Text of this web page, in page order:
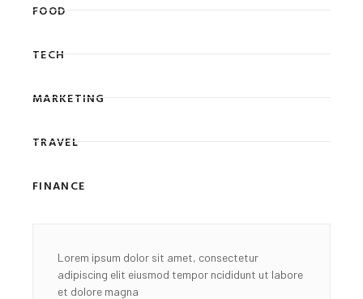
FOOD
TECH
MARKETING
TRAVEL
FINANCE
Lorem ipsum dolor sit amet, consectetur
adipiscing elit eiusmod tempor ncididunt ut labore
et dolore magna